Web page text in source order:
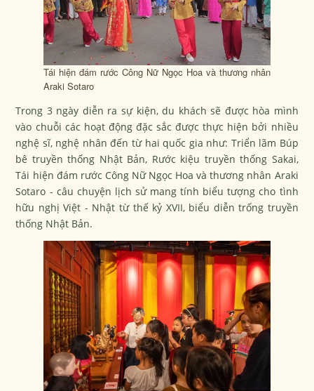
Tái hiện đám rước Công Nữ Ngọc Hoa và thương nhân
Araki Sotaro
Trong 3 ngày diễn ra sự kiện, du khách sẽ được hòa mình
vào chuỗi các hoạt động đặc sắc được thực hiện bởi nhiều
nghệ sĩ, nghệ nhân đến từ hai quốc gia như: Triển lãm Búp
bê truyền thống Nhật Bản, Rước kiệu truyền thống Sakai,
Tái hiện đám rước Công Nữ Ngọc Hoa và thương nhân Araki
Sotaro - câu chuyện lịch sử mang tính biểu tượng cho tình
hữu nghị Việt - Nhật từ thế kỷ XVII, biểu diễn trống truyền
thống Nhật Bản.